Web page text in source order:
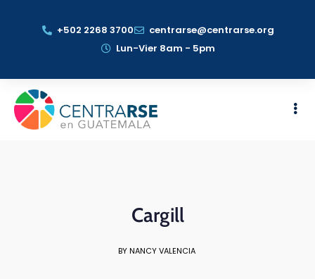
+502 2268 3700
centrarse@centrarse.org
Lun-Vier 8am - 5pm
Cargill
BY NANCY VALENCIA